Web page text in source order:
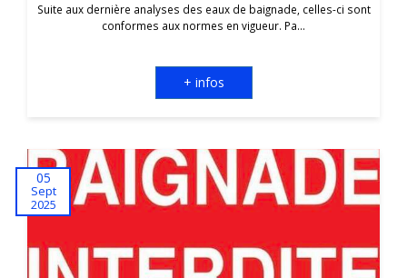
Suite aux dernière analyses des eaux de baignade, celles-ci sont
conformes aux normes en vigueur. Pa...
+ infos
05
Sept
2025